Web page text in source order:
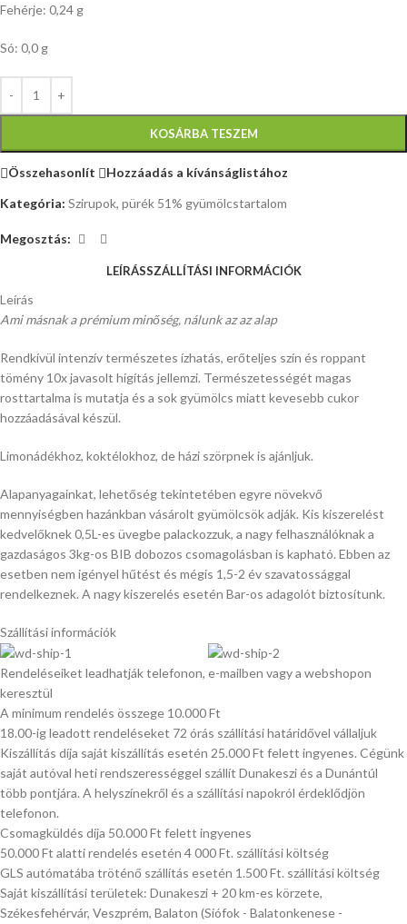
Fehérje: 0,24 g
Só: 0,0 g
KOSÁRBA TESZEM
Összehasonlít
Hozzáadás a kívánságlistához
Kategória: Szirupok, pürék 51% gyümölcstartalom
Megosztás:
LEÍRÁSSZÁLLÍTÁSI INFORMÁCIÓK
Leírás
Ami másnak a prémium minőség, nálunk az az alap
Rendkívül intenzív természetes ízhatás, erőteljes szín és roppant
tömény 10x javasolt hígítás jellemzi. Természetességét magas
rosttartalma is mutatja és a sok gyümölcs miatt kevesebb cukor
hozzáadásával készül.
Limonádékhoz, koktélokhoz, de házi szörpnek is ajánljuk.
Alapanyagainkat, lehetőség tekintetében egyre növekvő
mennyiségben hazánkban vásárolt gyümölcsök adják. Kis kiszerelést
kedvelőknek 0,5L-es üvegbe palackozzuk, a nagy felhasználóknak a
gazdaságos 3kg-os BIB dobozos csomagolásban is kapható. Ebben az
esetben nem igényel hűtést és mégis 1,5-2 év szavatossággal
rendelkeznek. A nagy kiszerelés esetén Bar-os adagolót biztosítunk.
Szállítási információk
Rendeléseiket leadhatják telefonon, e-mailben vagy a webshopon
keresztül
A minimum rendelés összege 10.000 Ft
18.00-ig leadott rendeléseket 72 órás szállítási határidővel vállaljuk
Kiszállítás díja saját kiszállítás esetén 25.000 Ft felett ingyenes. Cégünk
saját autóval heti rendszerességgel szállít Dunakeszi és a Dunántúl
több pontjára. A helyszínekről és a szállítási napokról érdeklődjön
telefonon.
Csomagküldés díja 50.000 Ft felett ingyenes
50.000 Ft alatti rendelés esetén 4 000 Ft. szállítási költség
GLS autómatába tröténő szállítás esetén 1.500 Ft. szállítási költség
Saját kiszállítási területek: Dunakeszi + 20 km-es körzete,
Székesfehérvár, Veszprém, Balaton (Siófok - Balatonkenese -